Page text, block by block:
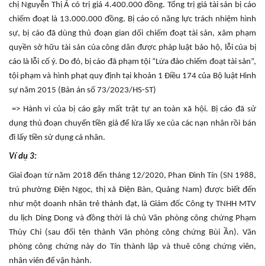
chị Nguyễn Thị Á có trị giá 4.400.000 đồng. Tổng trị giá tài sản bị cáo
chiếm đoạt là 13.000.000 đồng. Bị cáo có năng lực trách nhiệm hình
sự, bị cáo đã dùng thủ đoạn gian dối chiếm đoạt tài sản, xâm phạm
quyền sở hữu tài sản của công dân được pháp luật bảo hộ, lỗi của bị
cáo là lỗi cố ý. Do đó, bị cáo đã phạm tội “Lừa đảo chiếm đoạt tài sản”,
tội phạm và hình phạt quy định tại khoản 1 Điều 174 của Bộ luật Hình
sự năm 2015 (Bản án số 73/2023/HS-ST)
=> Hành vi của bị cáo gây mất trật tự an toàn xã hội. Bị cáo đã sử
dụng thủ đoạn chuyển tiền giả để lừa lấy xe của các nạn nhân rồi bán
đi lấy tiền sử dụng cá nhân.
Ví dụ 3:
Giai đoạn từ năm 2018 đến tháng 12/2020, Phan Đình Tín (SN 1988,
trú phường Điện Ngọc, thị xã Điện Bàn, Quảng Nam) được biết đến
như một doanh nhân trẻ thành đạt, là Giám đốc Công ty TNHH MTV
du lịch Ding Dong và đồng thời là chủ Văn phòng công chứng Phạm
Thùy Chi (sau đổi tên thành Văn phòng công chứng Bùi Ần). Văn
phòng công chứng này do Tín thành lập và thuê công chứng viên,
nhân viên để vận hành.